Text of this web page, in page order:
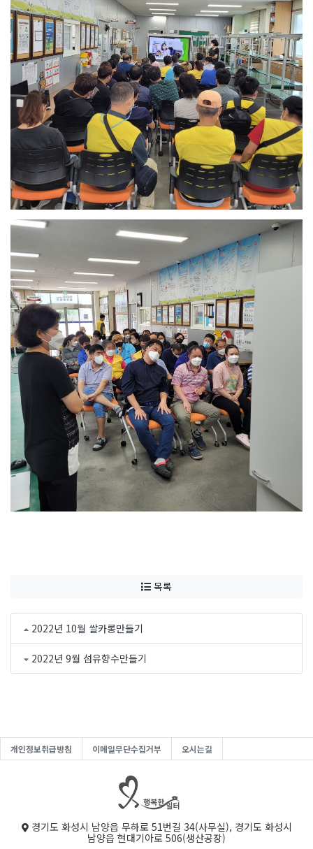
목록
2022년 10월 쌀카롱만들기
2022년 9월 섬유향수만들기
개인정보취급방침 이메일무단수집거부 오시는길
경기도 화성시 남양읍 무하로 51번길 34(사무실), 경기도 화성시
남양읍 현대기아로 506(생산공장)